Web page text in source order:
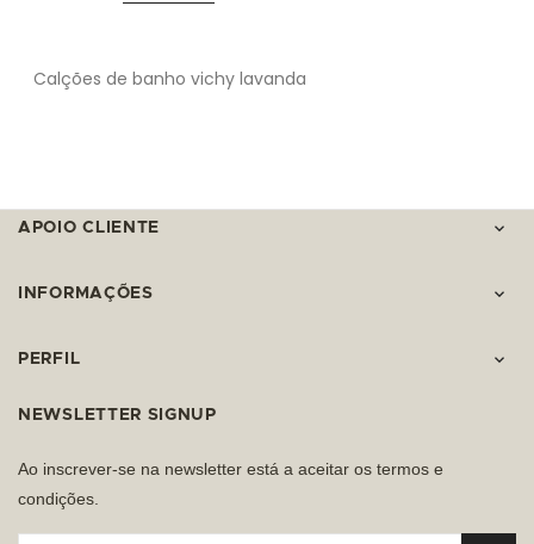
Calções de banho vichy lavanda
APOIO CLIENTE 
INFORMAÇÕES 
PERFIL 
NEWSLETTER SIGNUP
Ao inscrever-se na newsletter está a aceitar os termos e
condições.